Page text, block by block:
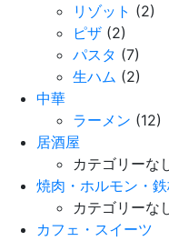
リゾット (2)
ピザ (2)
パスタ (7)
生ハム (2)
中華
ラーメン (12)
居酒屋
カテゴリーな
焼肉・ホルモン・鉄
カテゴリーな
カフェ・スイーツ